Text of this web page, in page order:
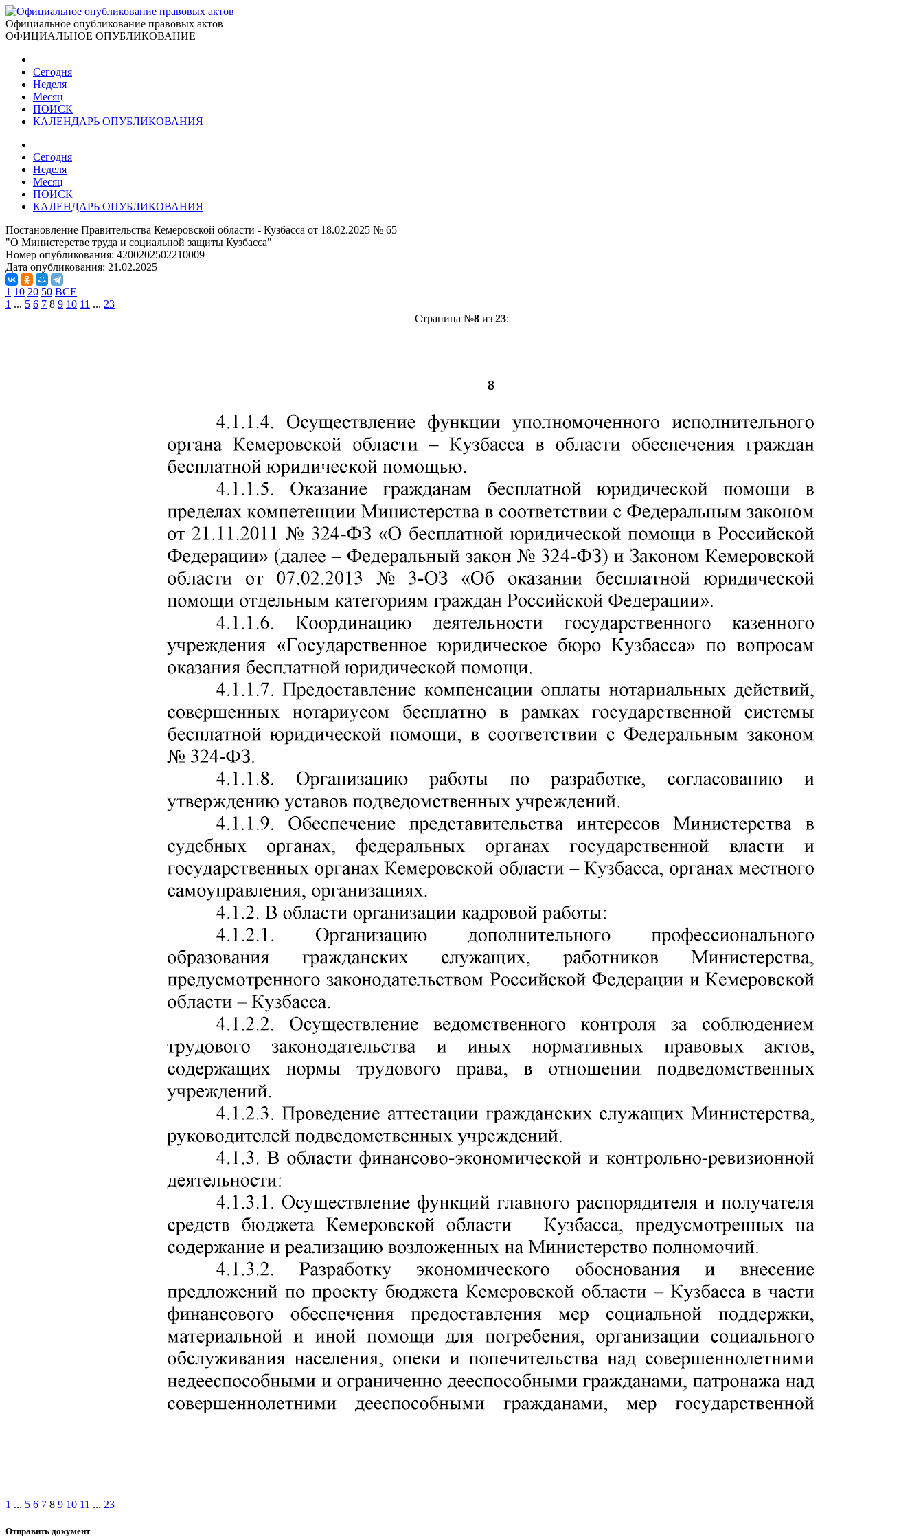
Официальное опубликование правовых актов
ОФИЦИАЛЬНОЕ ОПУБЛИКОВАНИЕ
Сегодня
Неделя
Месяц
ПОИСК
КАЛЕНДАРЬ ОПУБЛИКОВАНИЯ
Сегодня
Неделя
Месяц
ПОИСК
КАЛЕНДАРЬ ОПУБЛИКОВАНИЯ
Постановление Правительства Кемеровской области - Кузбасса от 18.02.2025 № 65
"О Министерстве труда и социальной защиты Кузбасса"
Номер опубликования: 4200202502210009
Дата опубликования: 21.02.2025
1 10 20 50 ВСЕ
1 ... 5 6 7 8 9 10 11 ... 23
Страница №8из 23:
1 ... 5 6 7 8 9 10 11 ... 23
Отправить документ